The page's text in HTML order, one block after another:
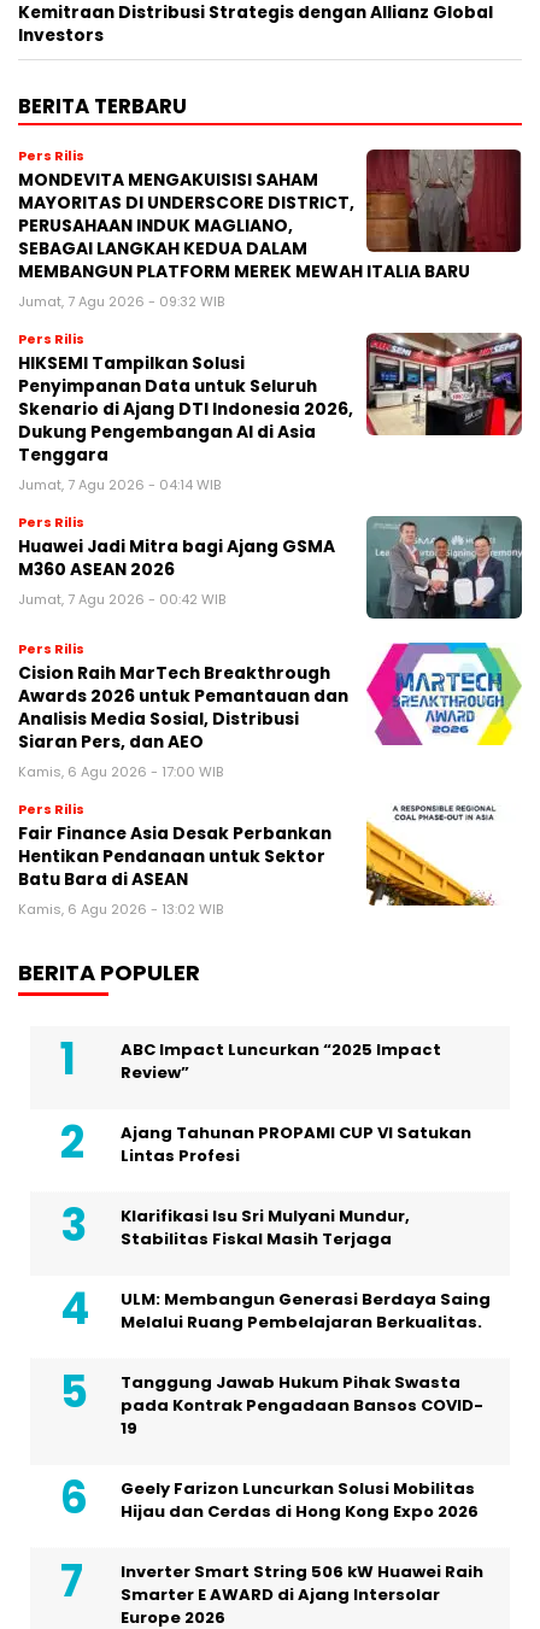
Kemitraan Distribusi Strategis dengan Allianz Global
Investors
BERITA TERBARU
Pers Rilis
MONDEVITA MENGAKUISISI SAHAM
MAYORITAS DI UNDERSCORE DISTRICT,
PERUSAHAAN INDUK MAGLIANO,
SEBAGAI LANGKAH KEDUA DALAM
MEMBANGUN PLATFORM MEREK MEWAH ITALIA BARU
Jumat, 7 Agu 2026 - 09:32 WIB
Pers Rilis
HIKSEMI Tampilkan Solusi
Penyimpanan Data untuk Seluruh
Skenario di Ajang DTI Indonesia 2026,
Dukung Pengembangan AI di Asia
Tenggara
Jumat, 7 Agu 2026 - 04:14 WIB
Pers Rilis
Huawei Jadi Mitra bagi Ajang GSMA
M360 ASEAN 2026
Jumat, 7 Agu 2026 - 00:42 WIB
Pers Rilis
Cision Raih MarTech Breakthrough
Awards 2026 untuk Pemantauan dan
Analisis Media Sosial, Distribusi
Siaran Pers, dan AEO
Kamis, 6 Agu 2026 - 17:00 WIB
Pers Rilis
Fair Finance Asia Desak Perbankan
Hentikan Pendanaan untuk Sektor
Batu Bara di ASEAN
Kamis, 6 Agu 2026 - 13:02 WIB
BERITA POPULER
ABC Impact Luncurkan “2025 Impact
Review”
Ajang Tahunan PROPAMI CUP VI Satukan
Lintas Profesi
Klarifikasi Isu Sri Mulyani Mundur,
Stabilitas Fiskal Masih Terjaga
ULM: Membangun Generasi Berdaya Saing
Melalui Ruang Pembelajaran Berkualitas.
Tanggung Jawab Hukum Pihak Swasta
pada Kontrak Pengadaan Bansos COVID-
19
Geely Farizon Luncurkan Solusi Mobilitas
Hijau dan Cerdas di Hong Kong Expo 2026
Inverter Smart String 506 kW Huawei Raih
Smarter E AWARD di Ajang Intersolar
Europe 2026